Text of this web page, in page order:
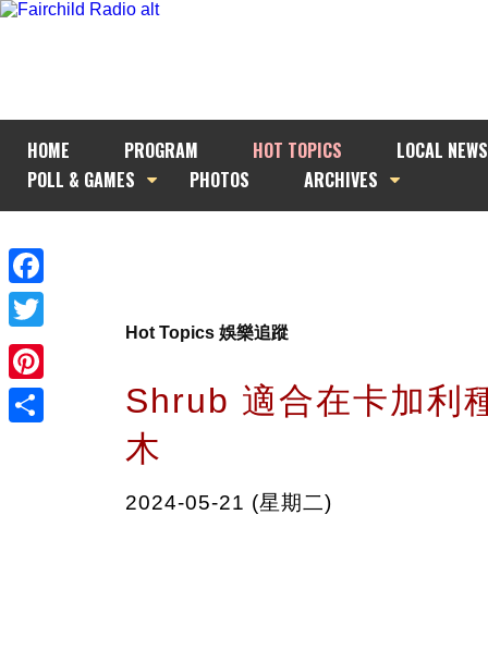
HOME PROGRAM HOT TOPICS
LOCAL NEWS
POLL & GAMES
PHOTOS ARCHIVES
Facebook
Twitter
Pinterest
Hot Topics 娛樂追蹤
Shrub 適合在卡加利
木
2024-05-21 (星期二)